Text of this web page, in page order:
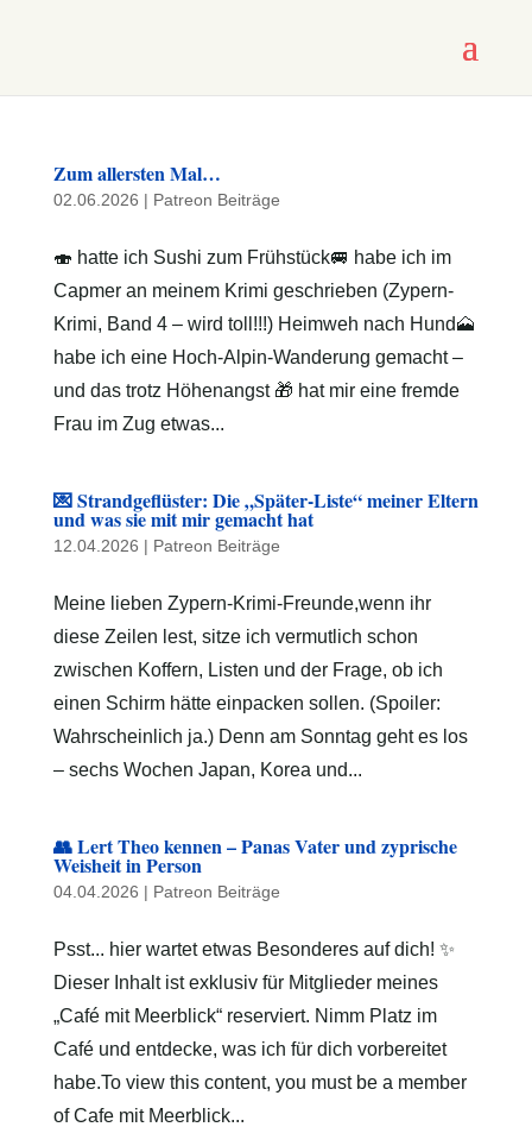
Zum allersten Mal…
02.06.2026 | Patreon Beiträge
🍣 hatte ich Sushi zum Frühstück🚐 habe ich im
Capmer an meinem Krimi geschrieben (Zypern-
Krimi, Band 4 – wird toll!!!) Heimweh nach Hund🗻
habe ich eine Hoch-Alpin-Wanderung gemacht –
und das trotz Höhenangst 🎁 hat mir eine fremde
Frau im Zug etwas...
💌 Strandgeflüster: Die „Später-Liste“ meiner Eltern
und was sie mit mir gemacht hat
12.04.2026 | Patreon Beiträge
Meine lieben Zypern-Krimi-Freunde,wenn ihr
diese Zeilen lest, sitze ich vermutlich schon
zwischen Koffern, Listen und der Frage, ob ich
einen Schirm hätte einpacken sollen. (Spoiler:
Wahrscheinlich ja.) Denn am Sonntag geht es los
– sechs Wochen Japan, Korea und...
👥 Lert Theo kennen – Panas Vater und zyprische
Weisheit in Person
04.04.2026 | Patreon Beiträge
Psst... hier wartet etwas Besonderes auf dich! ✨
Dieser Inhalt ist exklusiv für Mitglieder meines
„Café mit Meerblick“ reserviert. Nimm Platz im
Café und entdecke, was ich für dich vorbereitet
habe.To view this content, you must be a member
of Cafe mit Meerblick...